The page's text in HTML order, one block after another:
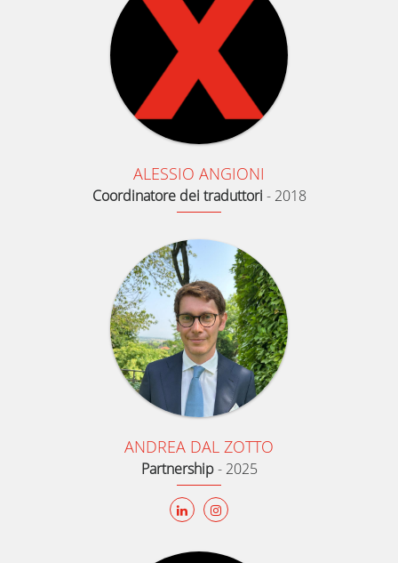
ALESSIO ANGIONI
Coordinatore dei traduttori - 2018
ANDREA DAL ZOTTO
Partnership- 2025